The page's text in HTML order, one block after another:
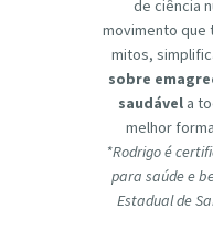
de ciência
movimento que
mitos,
sobre
saudável a
melhor
*Rodrigo é
para saúde e
Estadual de